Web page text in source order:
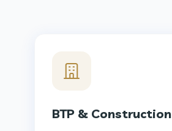
BTP & Construction